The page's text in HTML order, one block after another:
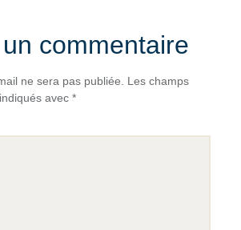
commentaire
ne sera pas publiée.
Les champs
avec *